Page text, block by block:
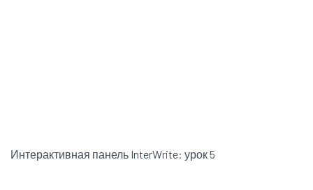
Интерактивная панель InterWrite: урок 5